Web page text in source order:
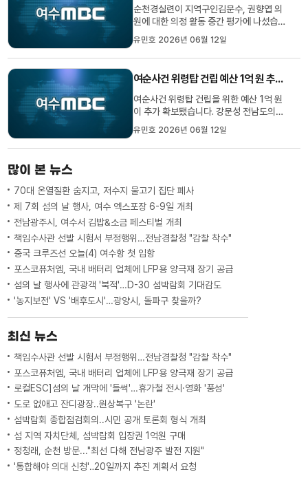
순천경실련이 지역구인김문수, 권향엽 의
원에 대한 의정 활동 중간 평가에 나섰습니
다.순천경실련은 어제(11) 각 의원실에의
정보고 내용, 입법 활동 경과,본회의 출석
율 등 자료를 요청하고의정 활동 전반을 묻
총선에서 순천·광양·여수 통합특례시 기반
마련,동부권 경전철 추진, ...
유민호 2026년 06월 12일
여순사건 위령탑 건립 예산 1억 원 추가 확보
여순사건 위령탑 건립을 위한 예산 1억 원
이 추가 확보됐습니다. 강문성 전남도의원
은 이번 전남도 추경에서 여순사건 위령탑
건립 예산 1억 원을 확보해사업비 총 1억 5
천만 원을 마련했다고 밝혔습니다.강 의원
한 실정이라며,예산 증액의 ...
유민호 2026년 06월 12일
많이 본 뉴스
70대 온열질환 숨지고, 저수지 물고기 집단 폐사
제 7회 섬의 날 행사, 여수 엑스포장 6-9일 개최
전남광주시, 여수서 김밥&소금 페스티벌 개최
책임수사관 선발 시험서 부정행위…전남경찰청 "감찰 착수"
중국 크루즈선 오늘(4) 여수항 첫 입항
포스코퓨처엠, 국내 배터리 업체에 LFP용 양극재 장기 공급
섬의 날 행사에 관광객 '북적'…D-30 섬박람회 기대감도
'농지보전' VS '배후도시'…광양시, 돌파구 찾을까?
최신 뉴스
책임수사관 선발 시험서 부정행위…전남경찰청 "감찰 착수"
포스코퓨처엠, 국내 배터리 업체에 LFP용 양극재 장기 공급
로컬ESC]섬의 날 개막에 '들썩'…휴가철 전시·영화 '풍성'
도로 없애고 잔디광장..원상복구 '논란'
섬박람회 종합점검회의..시민 공개 토론회 형식 개최
섬 지역 자치단체, 섬박람회 입장권 1억원 구매
정청래, 순천 방문..."최선 다해 전남광주 발전 지원"
'통합해야 의대 신청'‥20일까지 추진 계획서 요청